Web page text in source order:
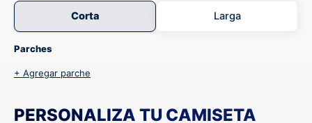
Corta Larga
Parches
+ Agregar parche
PERSONALIZA TU CAMISETA